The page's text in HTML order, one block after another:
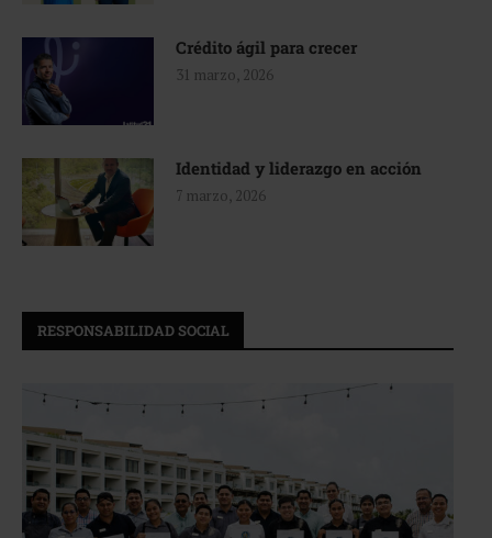
Crédito ágil para crecer
31 marzo, 2026
Identidad y liderazgo en acción
7 marzo, 2026
RESPONSABILIDAD SOCIAL